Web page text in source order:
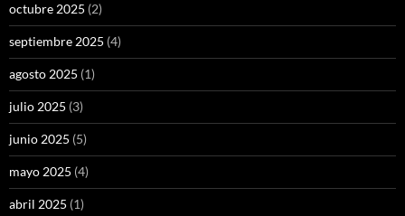
octubre 2025 (2)
septiembre 2025 (4)
agosto 2025 (1)
julio 2025 (3)
junio 2025 (5)
mayo 2025 (4)
abril 2025 (1)